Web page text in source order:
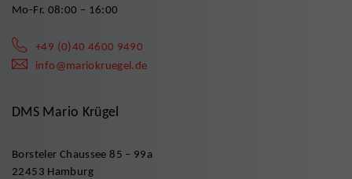
Mo-Fr. 08:00 – 16:00
+49 (0)40 4600 9490
info@mariokruegel.de
DMS Mario Krügel
Borsteler Chaussee 85 – 99a
22453 Hamburg